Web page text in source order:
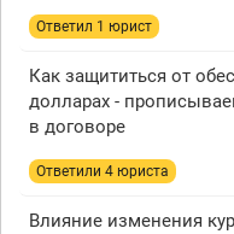
Ответил 1 юрист
Как защититься от
долларах -
в договоре
Ответили 4 юристa
Влияние изменения